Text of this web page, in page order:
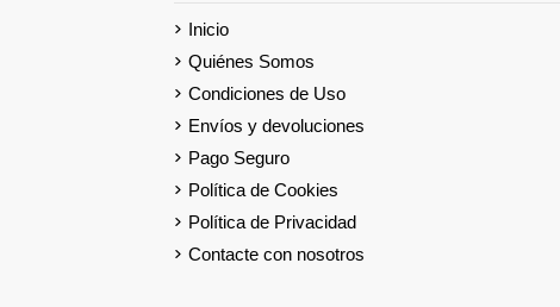
Inicio
Quiénes Somos
Condiciones de Uso
Envíos y devoluciones
Pago Seguro
Política de Cookies
Política de Privacidad
Contacte con nosotros